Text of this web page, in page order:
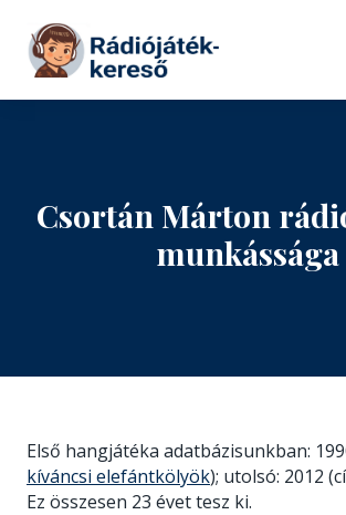
Tovább a tartalomhoz
Csortán Márton
munkássága
Első hangjátéka adatbázisunkban:
kíváncsi elefántkölyök); utolsó: 2012
Ez összesen 23 évet tesz ki.